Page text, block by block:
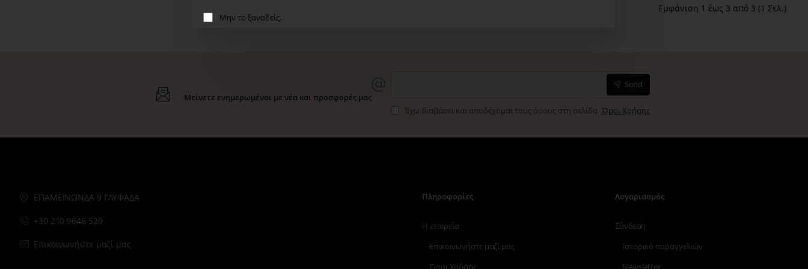
Μην το ξαναδείς.
Εμφάνιση 1 έως 3 από 3 (1 Σελ.)
Μείνετε ενημερωμένοι με νέα και προσφορές μας
Send
Έχω διαβάσει και αποδέχομαι τους όρους στη σελίδα Όροι Χρήσης
ΕΠΑΜΕΙΝΩΝΔΑ 9 ΓΛΥΦΑΔΑ
+30 210 9646 520
Επικοινωνήστε μαζί μας
Πληροφορίες
Η εταιρεία
Επικοινωνήστε μαζί μας
Όροι Χρήσης
Λογαριασμός
Σύνδεση
Ιστορικό παραγγελιών
Newsletter